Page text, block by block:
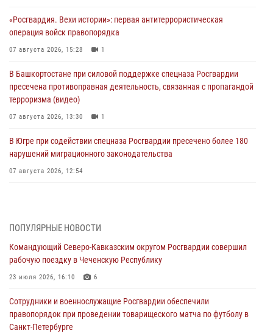
«Росгвардия. Вехи истории»: первая антитеррористическая
операция войск правопорядка
07 августа 2026, 15:28 1
В Башкортостане при силовой поддержке спецназа Росгвардии
пресечена противоправная деятельность, связанная с пропагандой
терроризма (видео)
07 августа 2026, 13:30 1
В Югре при содействии спецназа Росгвардии пресечено более 180
нарушений миграционного законодательства
07 августа 2026, 12:54
Росгвардии (видео)
07 августа 2026, 12:20
ветераны военной контрразведки почтили память Николая
Кузнецова
07 августа 2026, 12:00
ПОПУЛЯРНЫЕ НОВОСТИ
Командующий Северо-Кавказским округом Росгвардии совершил
рабочую поездку в Чеченскую Республику
23 июля 2026, 16:10 6
Сотрудники и военнослужащие Росгвардии обеспечили
правопорядок при проведении товарищеского матча по футболу в
Санкт-Петербурге